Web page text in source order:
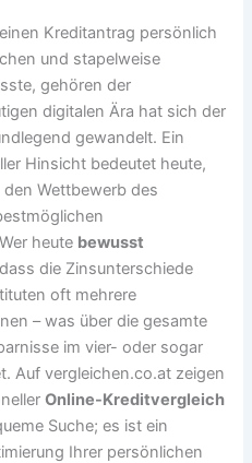
Kreditantrag persönlich
und stapelweise
gehören der
digitalen Ära hat sich der
gewandelt. Ein
Hinsicht bedeutet heute,
Wettbewerb des
heute bewusst
die Zinsunterschiede
oft mehrere
– was über die gesamte
im vier- oder sogar
Auf vergleichen.co.at zeigen
Online-Kreditvergleich
Suche; es ist ein
Ihrer persönlichen